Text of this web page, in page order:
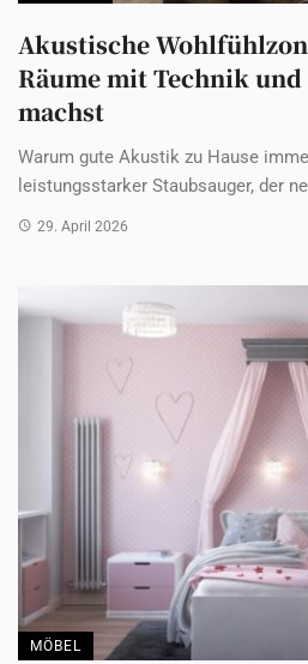
Akustische
Räume mit Technik
machst
Warum gute Akustik zu Hause
leistungsstarker Staubsauger, der
29. April 2026
MÖBEL